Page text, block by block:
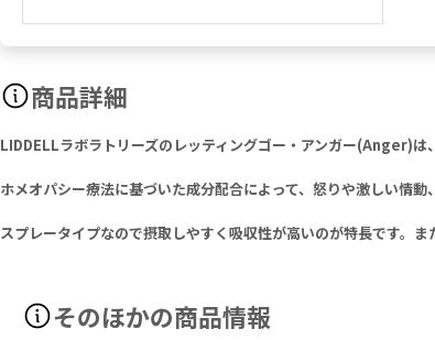
商品詳細
LIDDELLラボラトリーズのレッティングゴー・アンガー(Anger)は
ホメオパシー療法に基づいた成分配合によって、怒りや激しい情
スプレータイプなので摂取しやすく吸収性が高いのが特長です。
そのほかの商品情報